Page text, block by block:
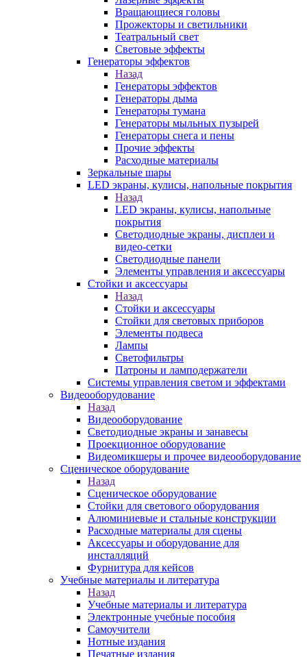
Вращающиеся головы
Прожекторы и светильники
Театральный свет
Световые эффекты
Генераторы эффектов
Назад
Генераторы эффектов
Генераторы дыма
Генераторы тумана
Генераторы мыльных пузырей
Генераторы снега и пены
Прочие эффекты
Расходные материалы
Зеркальные шары
LED экраны, кулисы, напольные покрытия
Назад
LED экраны, кулисы, напольные
покрытия
Светодиодные экраны, дисплеи и
видео-сетки
Светодиодные панели
Элементы управления и аксессуары
Стойки и аксессуары
Назад
Стойки и аксессуары
Стойки для световых приборов
Элементы подвеса
Лампы
Светофильтры
Патроны и ламподержатели
Системы управления светом и эффектами
Видеооборудование
Назад
Видеооборудование
Светодиодные экраны и занавесы
Проекционное оборудование
Видеомикшеры и прочее видеооборудование
Сценическое оборудование
Назад
Сценическое оборудование
Стойки для светового оборудования
Алюминиевые и стальные конструкции
Расходные материалы для сцены
Аксессуары и оборудование для
инсталляций
Фурнитура для кейсов
Учебные материалы и литература
Назад
Учебные материалы и литература
Электронные учебные пособия
Самоучители
Нотные издания
Печатные издания